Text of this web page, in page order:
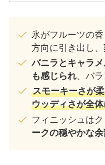
氷がフルーツの
方向に引き出し、
バニラとキャラ
も感じられ、バ
スモーキーさが
ウッディさが全
フィニッシュはク
ークの穏やかな